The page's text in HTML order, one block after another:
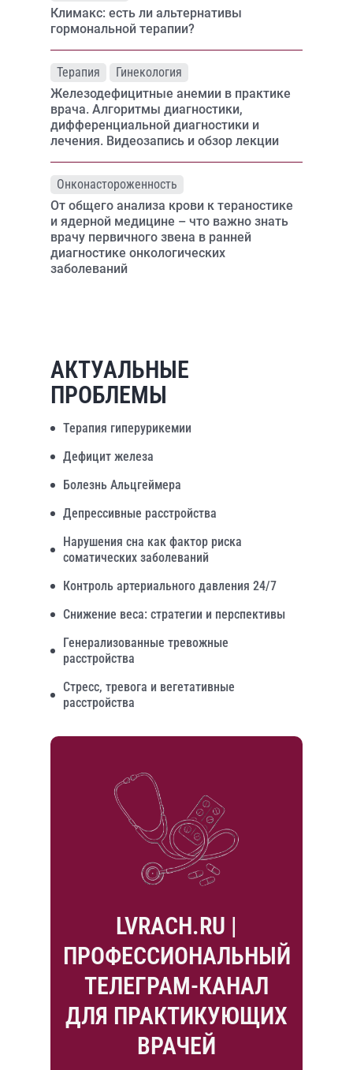
Климакс: есть ли альтернативы
гормональной терапии?
Терапия
Гинекология
Железодефицитные анемии в практике
врача. Алгоритмы диагностики,
дифференциальной диагностики и
лечения. Видеозапись и обзор лекции
Онконастороженность
От общего анализа крови к тераностике
и ядерной медицине – что важно знать
врачу первичного звена в ранней
диагностике онкологических
заболеваний
АКТУАЛЬНЫЕ
ПРОБЛЕМЫ
Терапия гиперурикемии
Дефицит железа
Болезнь Альцгеймера
Депрессивные расстройства
Нарушения сна как фактор риска
соматических заболеваний
Контроль артериального давления 24/7
Снижение веса: стратегии и перспективы
Генерализованные тревожные
расстройства
Стресс, тревога и вегетативные
расстройства
LVRACH.RU |
ПРОФЕССИОНАЛЬНЫЙ
ТЕЛЕГРАМ-КАНАЛ
ДЛЯ ПРАКТИКУЮЩИХ
ВРАЧЕЙ